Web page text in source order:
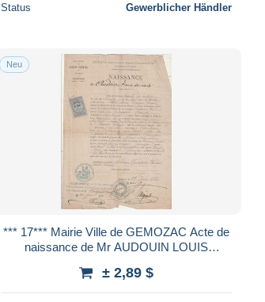
Status Gewerblicher Händler
Neu
*** 17*** Mairie Ville de GEMOZAC Acte de
naissance de Mr AUDOUIN LOUIS
± 2,89 $